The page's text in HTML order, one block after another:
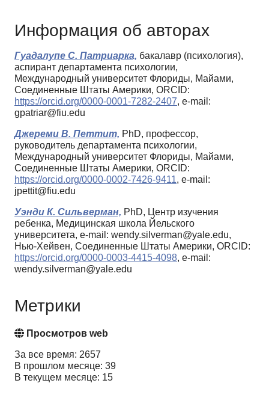
Информация об авторах
Гуадалупе С. Патриарка, бакалавр (психология),
аспирант департамента психологии,
Международный университет Флориды, Майами,
Соединенные Штаты Америки, ORCID:
https://orcid.org/0000-0001-7282-2407, e-mail:
gpatriar@fiu.edu
Джереми В. Петтит, PhD, профессор,
руководитель департамента психологии,
Международный университет Флориды, Майами,
Соединенные Штаты Америки, ORCID:
https://orcid.org/0000-0002-7426-9411, e-mail:
jpettit@fiu.edu
Уэнди К. Сильверман, PhD, Центр изучения
ребенка, Медицинская школа Йельского
университета, e-mail: wendy.silverman@yale.edu,
Нью-Хейвен, Соединенные Штаты Америки, ORCID:
https://orcid.org/0000-0003-4415-4098, e-mail:
wendy.silverman@yale.edu
Метрики
Просмотров web
За все время: 2657
В прошлом месяце: 39
В текущем месяце: 15